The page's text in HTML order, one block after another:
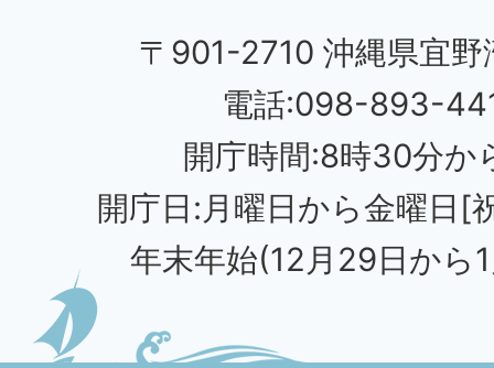
〒901-2710 沖縄県宜野
電話:098-893-
開庁時間:8時30分か
開庁日:月曜日から金曜日[
年末年始(12月29日から